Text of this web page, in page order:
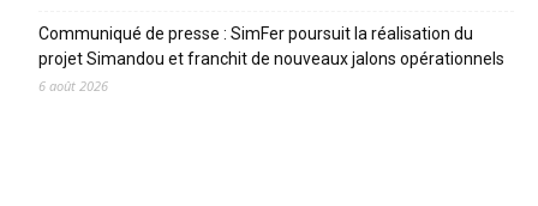
Communiqué de presse : SimFer poursuit la réalisation du
projet Simandou et franchit de nouveaux jalons opérationnels
6 août 2026